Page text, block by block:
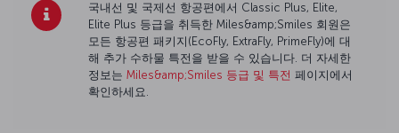
국내선 및 국제선 항공편에서 Classic Plus, Elite,
Elite Plus 등급을 취득한 Miles&amp;Smiles 회원은
모든 항공편 패키지(EcoFly, ExtraFly, PrimeFly)에 대
해 추가 수하물 특전을 받을 수 있습니다. 더 자세한
정보는 Miles&amp;Smiles 등급 및 특전 페이지에서
확인하세요.